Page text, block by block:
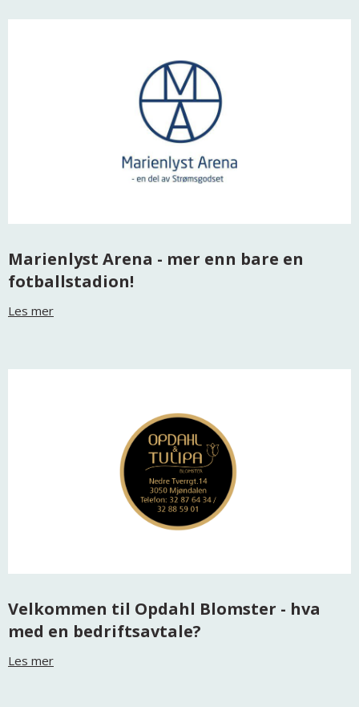
Marienlyst Arena - mer enn bare en
fotballstadion!
Les mer
Velkommen til Opdahl Blomster - hva
med en bedriftsavtale?
Les mer